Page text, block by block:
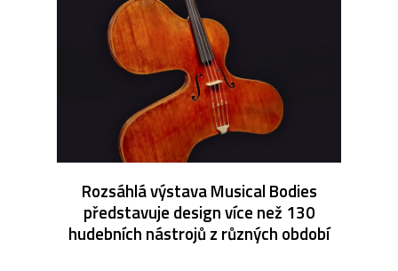
Rozsáhlá výstava Musical Bodies
představuje design více než 130
hudebních nástrojů z různých období